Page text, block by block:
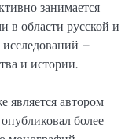
занимается
в области русской и
–
и истории.
автором
более